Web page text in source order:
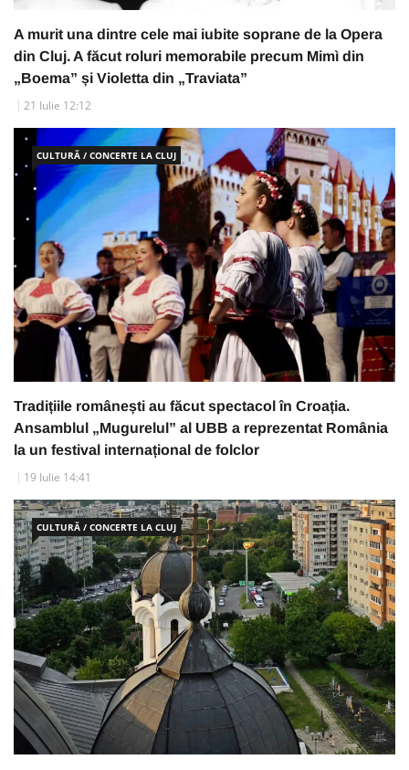
A murit una dintre cele mai iubite soprane de la Opera
din Cluj. A făcut roluri memorabile precum Mimì din
„Boema” și Violetta din „Traviata”
21 Iulie 12:12
CULTURĂ / CONCERTE LA CLUJ
Tradițiile românești au făcut spectacol în Croația.
Ansamblul „Mugurelul” al UBB a reprezentat România
la un festival internațional de folclor
19 Iulie 14:41
CULTURĂ / CONCERTE LA CLUJ